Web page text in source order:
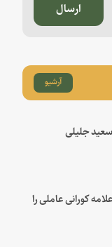
ارسال
آرشیو
جلیلی
کورانی عاملی را